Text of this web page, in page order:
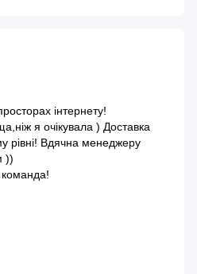
інтернету!
я очікувала ) Доставка
рівні! Вдячна менеджеру
))